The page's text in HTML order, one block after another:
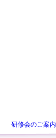
研修会のご案内